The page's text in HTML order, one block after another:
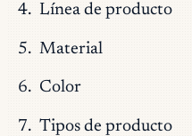
Línea de producto
Material
Color
Tipos de producto